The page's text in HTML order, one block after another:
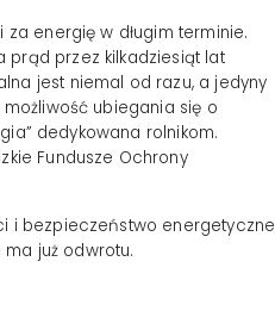
energię w długim terminie.
prąd przez kilkadziesiąt lat
jest niemal od razu, a jedyny
ubiegania się o
dedykowana rolnikom.
Fundusze Ochrony
i bezpieczeństwo energetyczne
już odwrotu.